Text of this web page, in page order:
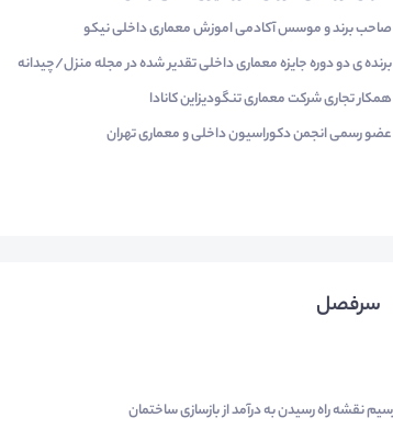
صاحب برند و موسس آکادمی اموزش معماری داخلی نیکو
برنده ی دو دوره جایزه معماری داخلی تقدیر شده در مجله منزل/چیدانه
همکار تجاری شرکت معماری تنگودیزاین کانادا
عضو رسمی انجمن دکوراسیون داخلی و معماری تهران
سرفصل